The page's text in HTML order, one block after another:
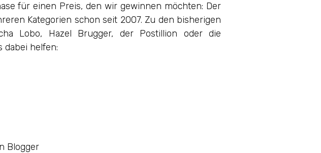
für einen Preis, den wir gewinnen möchten: Der
Kategorien schon seit 2007. Zu den bisherigen
Lobo, Hazel Brugger, der Postillion oder die
dabei helfen:
Blogger